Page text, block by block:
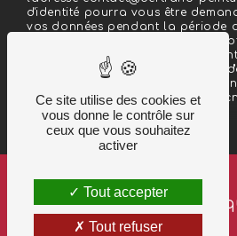
d'identité pourra vous être
vos données pendant la période
puis pendant la durée de
probatoires et de gestion des
droit de vous inscrire sur la liste
démarchage téléphonique,
Bloctel.gouv.fr . Consultez le site
d’informations sur vos droits.
Recherches
Ce site utilise des cookies et
vous donne le contrôle sur
ceux que vous souhaitez
activer
Tout accepter
Tout refuser